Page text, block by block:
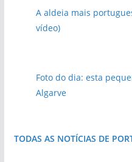
A aldeia mais
vídeo)
Foto do dia: esta
Algarve
TODAS AS NOTÍCIAS DE